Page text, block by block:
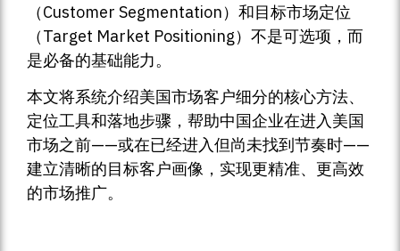
（Customer Segmentation）和目标市场定位
（Target Market Positioning）不是可选项，而
是必备的基础能力。
本文将系统介绍美国市场客户细分的核心方法、
定位工具和落地步骤，帮助中国企业在进入美国
市场之前——或在已经进入但尚未找到节奏时——
建立清晰的目标客户画像，实现更精准、更高效
的市场推广。